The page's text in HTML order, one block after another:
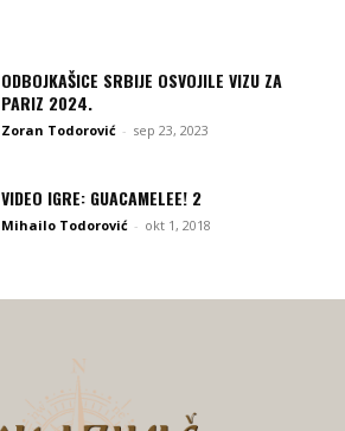
ODBOJKAŠICE SRBIJE OSVOJILE VIZU ZA
PARIZ 2024.
Zoran Todorović - sep 23, 2023
VIDEO IGRE: GUACAMELEE! 2
Mihailo Todorović - okt 1, 2018